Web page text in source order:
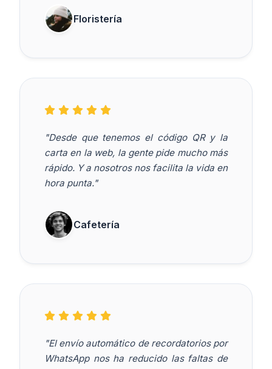
Floristería
"Desde que tenemos el código QR y la
carta en la web, la gente pide mucho más
rápido. Y a nosotros nos facilita la vida en
hora punta."
Cafetería
"El envío automático de recordatorios por
WhatsApp nos ha reducido las faltas de